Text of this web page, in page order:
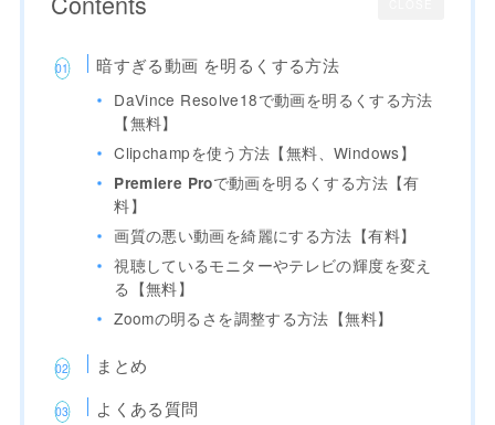
暗すぎる動画 を明るくする方法
DaVince Resolve18で動画を明るくする方法
【無料】
Clipchampを使う方法【無料、Windows】
Premiere Proで動画を明るくする方法【有
料】
画質の悪い動画を綺麗にする方法【有料】
視聴しているモニターやテレビの輝度を変え
る【無料】
Zoomの明るさを調整する方法【無料】
まとめ
よくある質問